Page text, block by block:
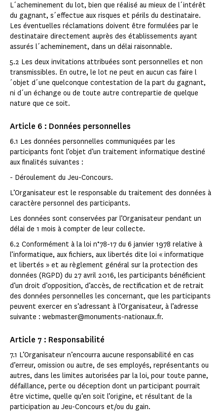
L´acheminement du lot, bien que réalisé au mieux de l´intérêt
du gagnant, s´effectue aux risques et périls du destinataire.
Les éventuelles réclamations doivent être formulées par le
destinataire directement auprès des établissements ayant
assurés l´acheminement, dans un délai raisonnable.
5.2 Les deux invitations attribuées sont personnelles et non
transmissibles. En outre, le lot ne peut en aucun cas faire l
´objet d´une quelconque contestation de la part du gagnant,
ni d´un échange ou de toute autre contrepartie de quelque
nature que ce soit.
Article 6 : Données personnelles
6.1 Les données personnelles communiquées par les
participants font l’objet d’un traitement informatique destiné
aux finalités suivantes :
- Déroulement du Jeu-Concours.
L’Organisateur est le responsable du traitement des données à
caractère personnel des participants.
Les données sont conservées par l’Organisateur pendant un
délai de 1 mois à compter de leur collecte.
6.2 Conformément à la loi n°78-17 du 6 janvier 1978 relative à
l’informatique, aux fichiers, aux libertés dite loi « informatique
et libertés » et au règlement général sur la protection des
données (RGPD) du 27 avril 2016, les participants bénéficient
d’un droit d’opposition, d’accès, de rectification et de retrait
des données personnelles les concernant, que les participants
peuvent exercer en s’adressant à l’Organisateur, à l’adresse
suivante : webmaster@monuments-nationaux.fr.
Article 7 : Responsabilité
7.1 L’Organisateur n’encourra aucune responsabilité en cas
d’erreur, omission ou autre, de ses employés, représentants ou
autres, dans les limites autorisées par la loi, pour toute panne,
défaillance, perte ou déception dont un participant pourrait
être victime, quelle qu’en soit l’origine, et résultant de la
participation au Jeu-Concours et/ou du gain.